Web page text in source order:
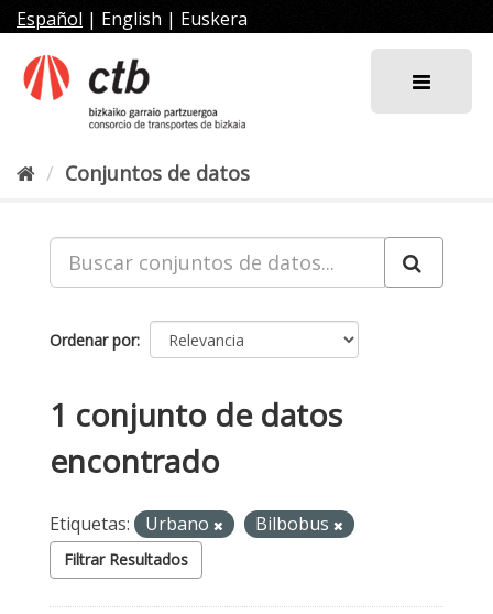
al
contenido
Español | English | Euskera
Conjuntos de datos
Ordenar por
1 conjunto de datos
encontrado
Etiquetas: Urbano Bilbobus
Filtrar Resultados